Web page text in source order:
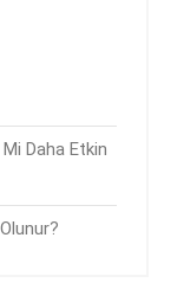
Mi Daha Etkin